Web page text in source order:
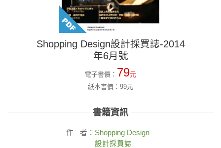
Shopping Design設計採買誌-2014
年6月號
電子書價： 79元
紙本書價： 99元
書籍資訊
作 者： Shopping Design
設計採買誌